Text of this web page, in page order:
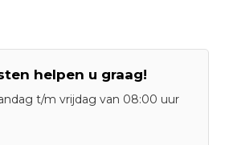
helpen u graag!
t/m vrijdag van 08:00 uur